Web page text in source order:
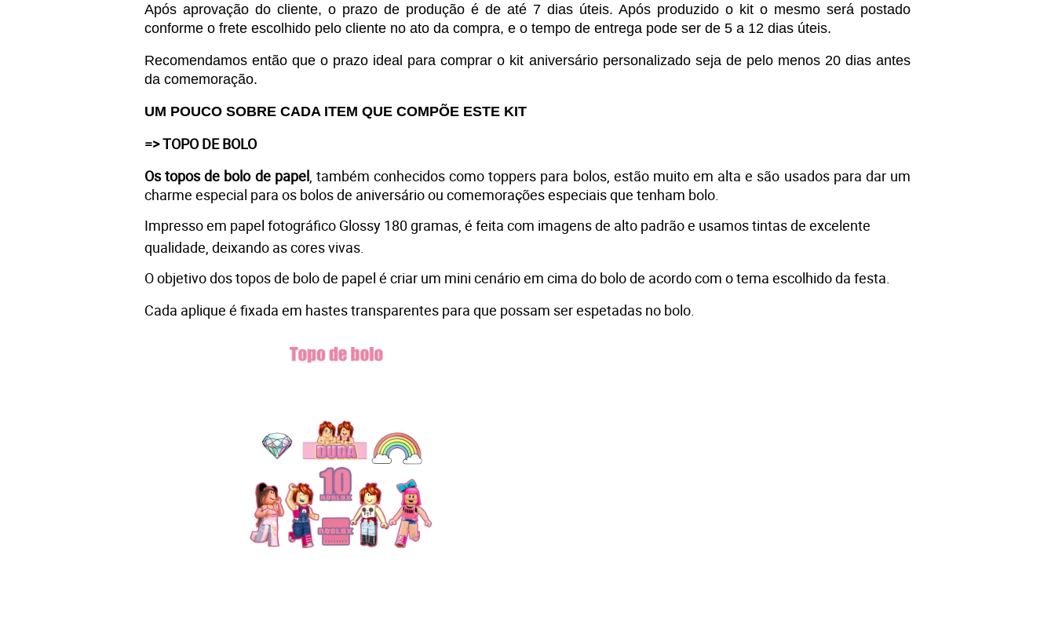
Após aprovação do cliente, o prazo de produção é de até 7 dias úteis. Após produzido o kit o mesmo será postado
conforme o frete escolhido pelo cliente no ato da compra, e o tempo de entrega pode ser de 5 a 12 dias úteis.
Recomendamos então que o prazo ideal para comprar o kit aniversário personalizado seja de pelo menos 20 dias antes
da comemoração.
UM POUCO SOBRE CADA ITEM QUE COMPÕE ESTE KIT
=> TOPO DE BOLO
Os topos de bolo de papel, também conhecidos como toppers para bolos, estão muito em alta e são usados para dar um
charme especial para os bolos de aniversário ou comemorações especiais que tenham bolo.
Impresso em papel fotográfico Glossy 180 gramas, é feita com imagens de alto padrão e usamos tintas de excelente
qualidade, deixando as cores vivas.
O objetivo dos topos de bolo de papel é criar um mini cenário em cima do bolo de acordo com o tema escolhido da festa.
Cada aplique é fixada em hastes transparentes para que possam ser espetadas no bolo.